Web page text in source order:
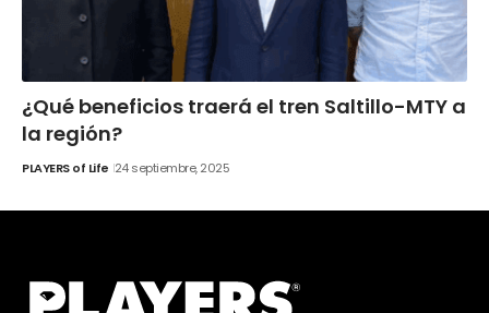
¿Qué beneficios traerá el tren Saltillo-MTY a
la región?
PLAYERS of Life 24 septiembre, 2025